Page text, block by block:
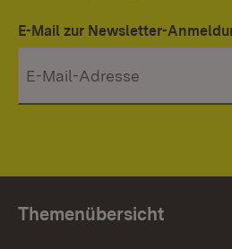
E-Mail zur Newsletter-
Themenübersicht